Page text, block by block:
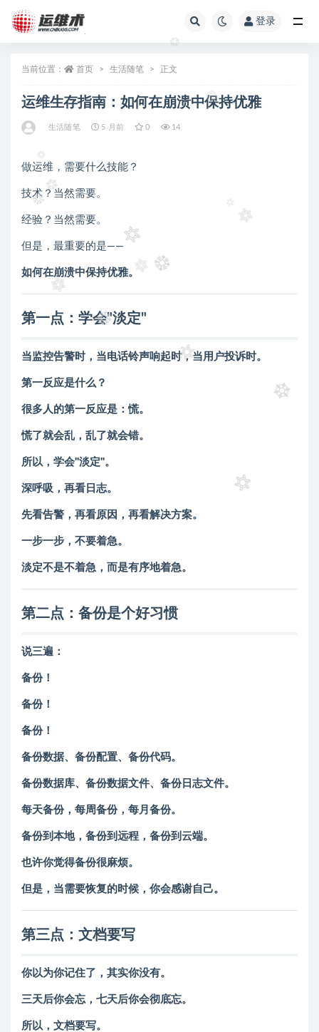
登录
当前位置： 首页 生活随笔 正文
运维生存指南：如何在崩溃中保持优雅
生活随笔 5 月前 0 14
做运维，需要什么技能？
技术？当然需要。
经验？当然需要。
但是，最重要的是——
如何在崩溃中保持优雅。
第一点：学会"淡定"
当监控告警时，当电话铃声响起时，当用户投诉时。
第一反应是什么？
很多人的第一反应是：慌。
慌了就会乱，乱了就会错。
所以，学会"淡定"。
深呼吸，再看日志。
先看告警，再看原因，再看解决方案。
一步一步，不要着急。
淡定不是不着急，而是有序地着急。
第二点：备份是个好习惯
说三遍：
备份！
备份！
备份！
备份数据、备份配置、备份代码。
备份数据库、备份数据文件、备份日志文件。
每天备份，每周备份，每月备份。
备份到本地，备份到远程，备份到云端。
也许你觉得备份很麻烦。
但是，当需要恢复的时候，你会感谢自己。
第三点：文档要写
你以为你记住了，其实你没有。
三天后你会忘，七天后你会彻底忘。
所以，文档要写。